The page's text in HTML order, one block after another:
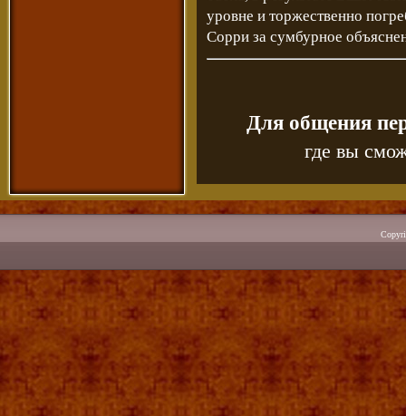
уровне и торжественно
Сорри за сумбурное
Для общения
где вы